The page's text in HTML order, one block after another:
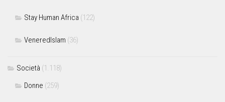
Stay Human Africa (122)
VeneredIslam (36)
Società (1.118)
Donne (259)